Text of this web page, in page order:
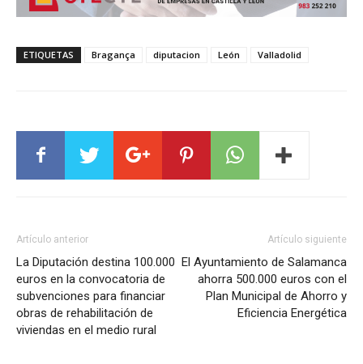
ETIQUETAS Bragança diputacion León Valladolid
Artículo anterior
La Diputación destina 100.000
euros en la convocatoria de
subvenciones para financiar
obras de rehabilitación de
viviendas en el medio rural
Artículo siguiente
El Ayuntamiento de Salamanca
ahorra 500.000 euros con el
Plan Municipal de Ahorro y
Eficiencia Energética